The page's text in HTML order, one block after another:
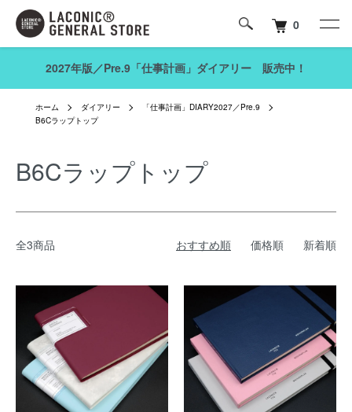
0
2027年版／Pre.9「仕事計画」ダイアリー 販売中！
ホーム ダイアリー
「仕事計画」DIARY2027／Pre.9
B6Cラップトップ
B6Cラップトップ
全3商品 おすすめ順 価格順 新着順